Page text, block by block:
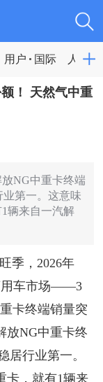
用户 国际 人物
！ 天然气中重
放NG中重卡终端
业第一。这意味
辆来自一汽解
季，2026年
用车市场——3
卡终端销量突
放NG中重卡终
居行业第一。
卡，就有1辆来